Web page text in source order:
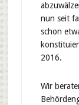
nun seit
schon
2016.
Wir